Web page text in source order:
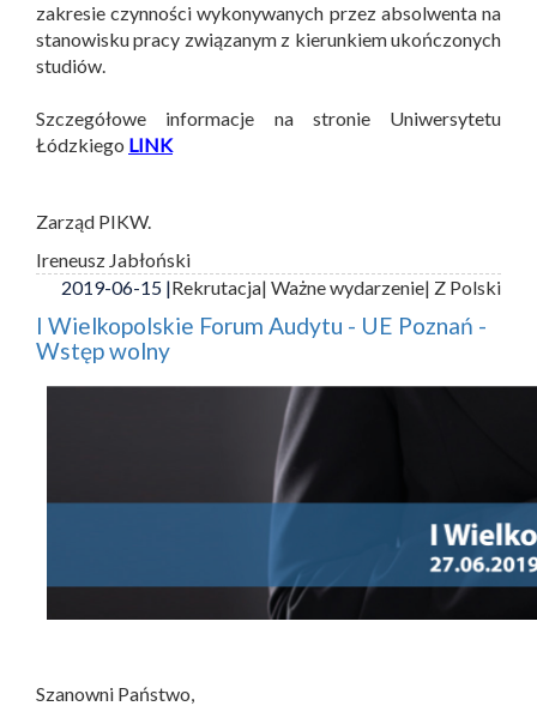
zakresie czynności wykonywanych przez absolwenta na
stanowisku pracy związanym z kierunkiem ukończonych
studiów.
Szczegółowe informacje na stronie Uniwersytetu
Łódzkiego LINK
Zarząd PIKW.
Ireneusz Jabłoński
2019-06-15 |Rekrutacja| Ważne wydarzenie| Z Polski
I Wielkopolskie Forum Audytu - UE Poznań -
Wstęp wolny
Szanowni Państwo,